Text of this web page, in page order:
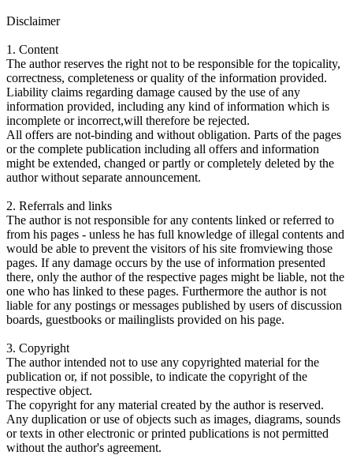
Disclaimer
1. Content
The author reserves the right not to be responsible for the topicality,
correctness, completeness or quality of the information provided.
Liability claims regarding damage caused by the use of any
information provided, including any kind of information which is
incomplete or incorrect,will therefore be rejected.
All offers are not-binding and without obligation. Parts of the pages
or the complete publication including all offers and information
might be extended, changed or partly or completely deleted by the
author without separate announcement.
2. Referrals and links
The author is not responsible for any contents linked or referred to
from his pages - unless he has full knowledge of illegal contents and
would be able to prevent the visitors of his site fromviewing those
pages. If any damage occurs by the use of information presented
there, only the author of the respective pages might be liable, not the
one who has linked to these pages. Furthermore the author is not
liable for any postings or messages published by users of discussion
boards, guestbooks or mailinglists provided on his page.
3. Copyright
The author intended not to use any copyrighted material for the
publication or, if not possible, to indicate the copyright of the
respective object.
The copyright for any material created by the author is reserved.
Any duplication or use of objects such as images, diagrams, sounds
or texts in other electronic or printed publications is not permitted
without the author's agreement.